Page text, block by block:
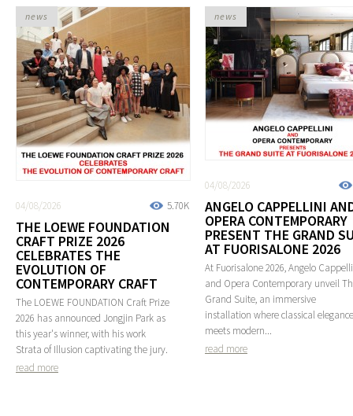
5.70K
04/08/2026
THE LOEWE FOUNDATION
CRAFT PRIZE 2026
CELEBRATES THE
EVOLUTION OF
CONTEMPORARY CRAFT
The LOEWE FOUNDATION Craft Prize
2026 has announced Jongjin Park as
this year's winner, with his work
Strata of Illusion captivating the jury.
read more
news
04/08/2026
ANGELO CAPPELLINI
OPERA CONTEMPORARY
PRESENT THE GRAND
AT FUORISALONE 2026
At Fuorisalone 2026, Angelo
and Opera Contemporary unveil
Grand Suite, an immersive
installation where classical elegance
meets modern...
read more
news